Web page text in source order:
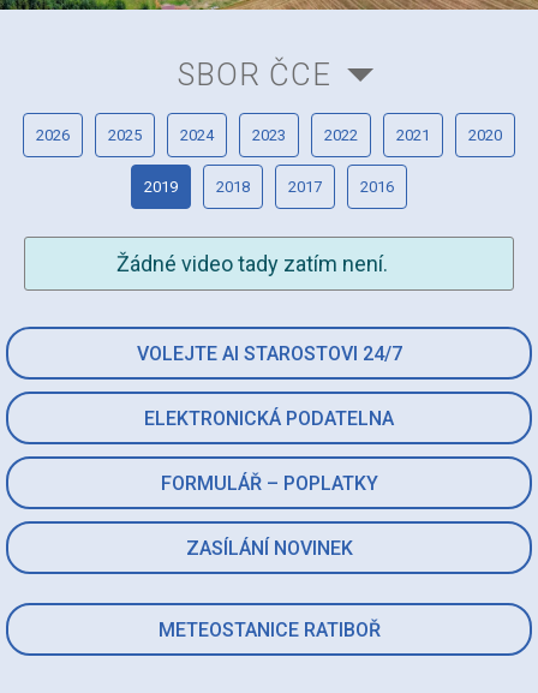
VOLEJTE AI STAROSTOVI 24/7
ELEKTRONICKÁ PODATELNA
FORMULÁŘ – POPLATKY
ZASÍLÁNÍ NOVINEK
METEOSTANICE RATIBOŘ
SBOR ČCE
2026 2025 2024 2023 2022 2021 2020
2019 2018 2017 2016
Žádné video tady zatím není.